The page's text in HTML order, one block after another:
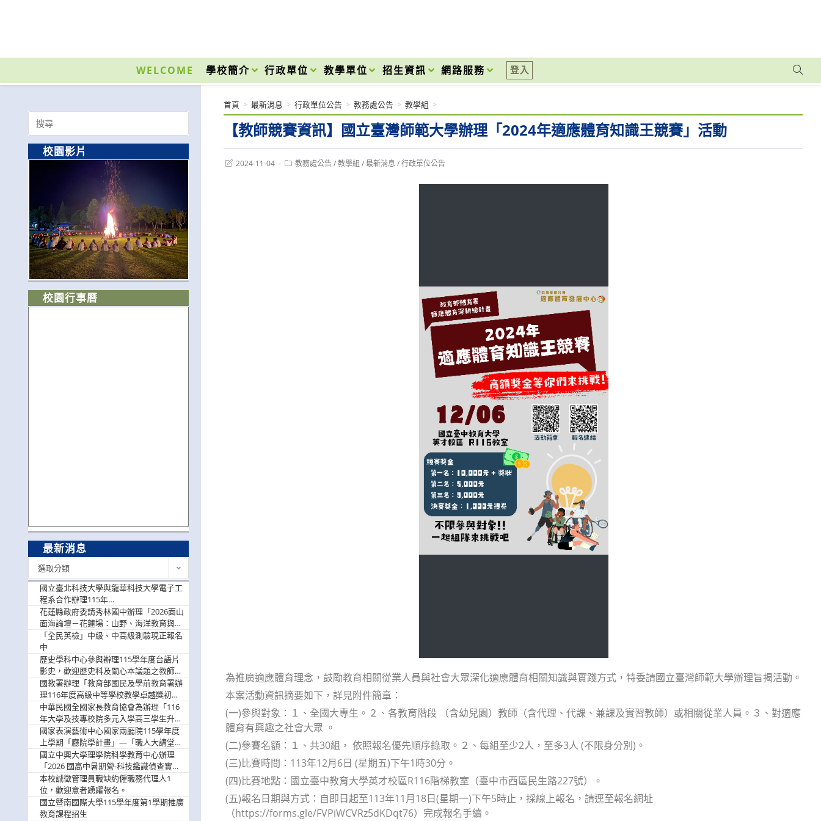
內
WELCOME 學校簡介 行政單位 教學單位 招生資訊 網路服務 登入
【教師競賽資訊】國立臺灣師範大學辦理「2024年適應體育知識王競賽」活動
首頁 > 最新消息 > 行政單位公告 > 教務處公告 > 教學組 >
Post2024-11-04
Post教務處公告 / 教學組 / 最新消息 / 行政單位公告
為推廣適應體育理念，鼓勵教育相關從業人員與社會大眾深化適應體育相關知識與實踐方式，特委請國立臺灣師範大學辦理旨揭活動。
本案活動資訊摘要如下，詳見附件簡章：
(一)參與對象：１、全國大專生。２、各教育階段 （含幼兒園）教師（含代理、代課、兼課及實習教師）或相關從業人員。３、對適應
體育有興趣之社會大眾 。
(二)參賽名額：１、共30組， 依照報名優先順序錄取。２、每組至少2人，至多3人 (不限身分別)。
(三)比賽時間：113年12月6日 (星期五)下午1時30分。
(四)比賽地點：國立臺中教育大學英才校區R116階梯教室（臺中市西區民生路227號）。
(五)報名日期與方式：自即日起至113年11月18日(星期一)下午5時止，採線上報名，請逕至報名網址
（https://forms.gle/FVPiWCVRz5dKDqt76）完成報名手續。
Search
for:
校園影片
校園行事曆
最新消息
選取分類
國立臺北科技大學與龍華科技大學電子工
程系合作辦理115年
「115.08.10~08.12「AI賦能應用於智慧半
導體研習營」，歡迎學生踴躍報名參加
花蓮縣政府委請秀林國中辦理「2026面山
面海論壇－花蓮場：山野、海洋教育與戶
外安全實務課程」，歡迎踴躍報名參加
「全民英檢」中級、中高級測驗現正報名
中
歷史學科中心參與辦理115學年度台語片
影史，歡迎歷史科及關心本議題之教師踴
躍報名參加
國教署辦理「教育部國民及學前教育署辦
理116年度高級中等學校教學卓越獎初選
實施計畫」，鼓勵教師踴躍報名
中華民國全國家長教育協會為辦理「116
年大學及技專校院多元入學高三學生升學
輔導家長說明會」
國家表演藝術中心國家兩廳院115學年度
上學期「廳院學計畫」—「職人大講堂」
及「一日體驗課程」，鼓勵踴躍報名參
與。
國立中興大學理學院科學教育中心辦理
「2026 國高中暑期營-科技鑑識偵查實戰
營」活動資訊，鼓勵學生踴躍報名參加。
本校誠徵管理員職缺約僱職務代理人1
位，歡迎意者踴躍報名。
國立暨南國際大學115學年度第1學期推廣
教育課程招生